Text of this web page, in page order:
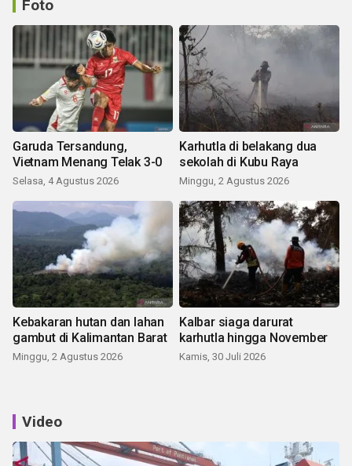
Foto
Garuda Tersandung,
Vietnam Menang Telak 3-0
Selasa, 4 Agustus 2026
Karhutla di belakang dua
sekolah di Kubu Raya
Minggu, 2 Agustus 2026
Kebakaran hutan dan lahan
gambut di Kalimantan Barat
Minggu, 2 Agustus 2026
Kalbar siaga darurat
karhutla hingga November
Kamis, 30 Juli 2026
Video